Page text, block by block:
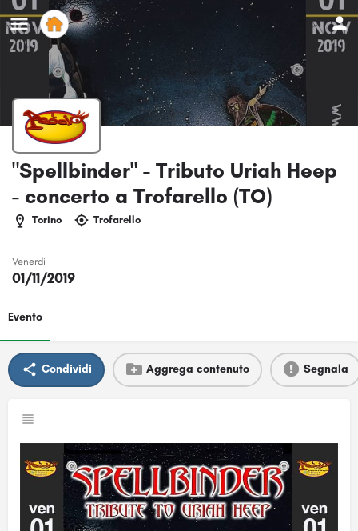
"Spellbinder" - Tributo Uriah Heep
- concerto a Trofarello (TO)
Torino Trofarello
Venerdi
01/11/2019
Evento
Condividi Aggrega contenuto Segnala